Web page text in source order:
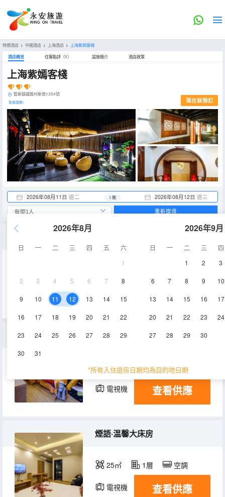
特價酒店 > 中國酒店 > 上海酒店 > 上海紫嫣客棧
酒店概览 住客點評（1） 設施簡介 酒店政策
上海紫嫣客棧
豎新鎮躍進村新南1354號
全部設施> 現在就預訂
2026年08月11日 週二 2026年08月12日 週三
1 晚
2026年8月
日 一 二 三 四 五
六
1
2 3 4 5 6 7 8
9 10 11 12 13 14 15
16 17 18 19 20 21 22
23 24 25 26 27 28 29
30 31
2026年9月
日 一 二 三
四
1
2 3
6 7 8 9 10
13 14 15 16 17
20 21 22 23 24
27 28 29 30
*所有入住退房日期均為目的地日期
重新搜尋
空調
整棟別墅
250㎡ 1層 空調
電視機 查看供應
煙語·温馨大床房
25㎡ 1層 空調
電視機 查看供應